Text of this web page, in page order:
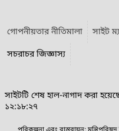
গোপনীয়তার নীতিমালা সাইট
সচরাচর জিজ্ঞাস্য
সাইটটি শেষ হাল-নাগাদ করা
১২:১৮:২৭